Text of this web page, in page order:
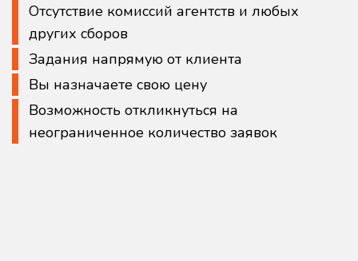
Отсутствие комиссий агентств и любых
других сборов
Задания напрямую от клиента
Вы назначаете свою цену
Возможность откликнуться на
неограниченное количество заявок